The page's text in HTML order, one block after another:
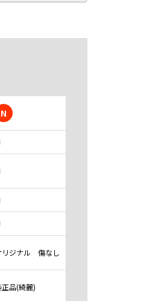
N
リジナル 傷なし
正品(綺麗)